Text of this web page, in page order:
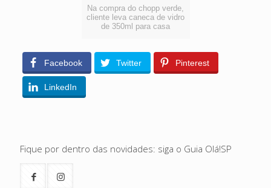
Na compra do chopp verde,
cliente leva caneca de vidro
de 350ml para casa
Facebook Twitter Pinterest
LinkedIn
Fique por dentro das novidades: siga o Guia Olá!SP